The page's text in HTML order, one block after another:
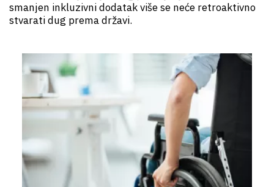
smanjen inkluzivni dodatak više se neće retroaktivno
stvarati dug prema državi.